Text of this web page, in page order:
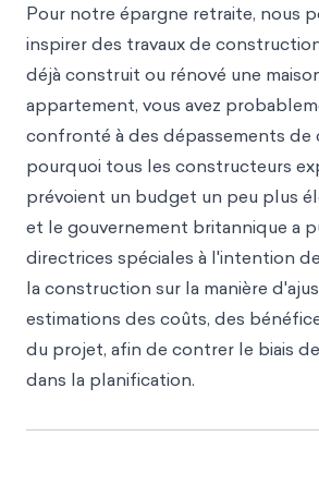
Pour notre épargne retraite, nous
inspirer des travaux de
déjà construit ou rénové une
appartement, vous avez
confronté à des dépassements de
pourquoi tous les constructeurs
prévoient un budget un peu plus
et le gouvernement britannique a
directrices spéciales à l'intention
la construction sur la manière
estimations des coûts, des
du projet, afin de contrer le biais
dans la planification.